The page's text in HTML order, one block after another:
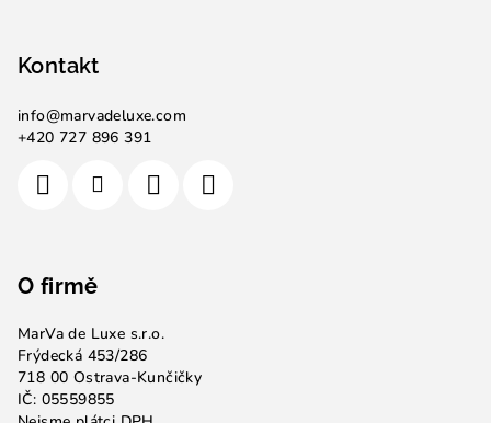
Kontakt
info@marvadeluxe.com
+420 727 896 391
O firmě
MarVa de Luxe s.r.o.
Frýdecká 453/286
718 00 Ostrava-Kunčičky
IČ: 05559855